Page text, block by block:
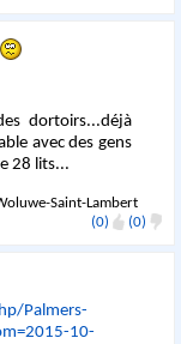
dortoirs...déjà
avec des gens
28 lits...
Saint-Lambert
(0)
(0)
Palmers-
10-